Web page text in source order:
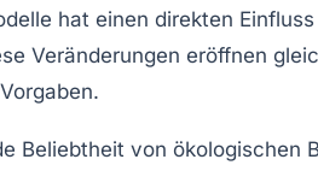
hat einen direkten
Veränderungen eröffnen
.
Beliebtheit von ökologischen